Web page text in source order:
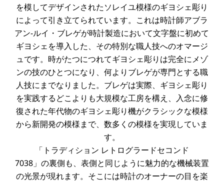
を模してデザインされたソレイユ模様のギヨシェ彫り
によって引き立てられています。これは時計師アブラ
アン-ルイ・ブレゲが時計製造において文字盤に初めて
ギヨシェを導入した、その特別な職人技へのオマージ
ュです。時がたつにつれてギヨシェ彫りは完全にメゾ
ンの技のひとつになり、何よりブレゲが専門とする職
人技にまでなりました。ブレゲは実際、ギヨシェ彫り
を実践するどこよりも大規模な工房を構え、入念に修
復された年代物のギヨシェ彫り機がクラシックな模様
から新開発の模様まで、数多くの模様を実現していま
す。
「トラディション レトログラードセコンド
7038」の裏側も、表側と同じように魅力的な機械装置
の光景が現れます。そこには時計のオーナーの目を楽